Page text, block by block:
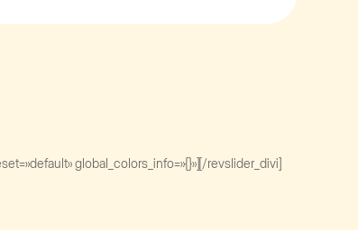
global_colors_info=»{}»][/revslider_divi]